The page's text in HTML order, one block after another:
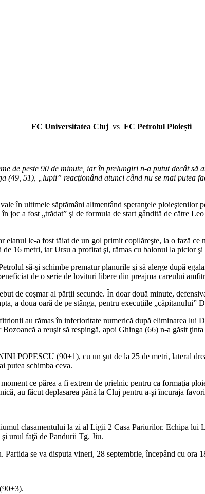
FC Universitatea Cluj vs FC Petrolul Ploiești
de peste 90 de minute, iar în prelungiri n-a putut decât să
(49, 51), „lupii” reacţionând atunci când nu se mai putea
în ultimele săptămâni alimentând speranţele
joc a fost „trădat” şi de formula de start gândită de către
elanul le-a fost tăiat de un gol primit copilăreşte, la o fază
16 metri, iar Ursu a profitat şi, rămas cu balonul la picior
să-şi schimbe prematur planurile şi să alerge după
de o serie de lovituri libere din preajma careului
de coşmar al părţii secunde. În doar două minute,
a doua oară de pe stânga, pentru execuţiile
au rămas în inferioritate numerică după eliminarea
a reuşit să respingă, apoi Ghinga (66) n-a găsit
POPESCU (90+1), cu un şut de la 25 de metri, lateral
putea schimba ceva.
ce părea a fi extrem de prielnic pentru ca formaţia
au făcut deplasarea până la Cluj pentru a-şi încuraja
clasamentului la zi al Ligii 2 Casa Pariurilor. Echipa lui
unul faţă de Pandurii Tg. Jiu.
se va disputa vineri, 28 septembrie, începând cu ora